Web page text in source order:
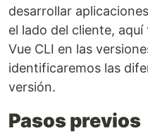
desarrollar
el lado del cliente,
Vue CLI en las
identificaremos las
versión.
Pasos previos